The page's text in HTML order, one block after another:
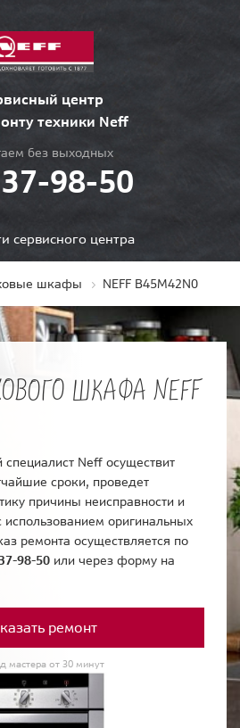
центр
техники Neff
без выходных
98-50
сервисного центра
шкафы NEFF B45M42N0
ШКАФА NEFF
Neff осуществит
сроки, проведет
причины неисправности и
использованием оригинальных
ремонта осуществляется по
98-50 или через форму на
ремонт
мастера от 30 минут